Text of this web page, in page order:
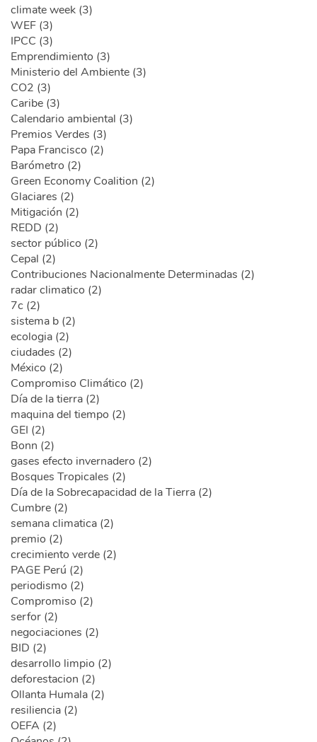
climate week (3)
WEF (3)
IPCC (3)
Emprendimiento (3)
Ministerio del Ambiente (3)
CO2 (3)
Caribe (3)
Calendario ambiental (3)
Premios Verdes (3)
Papa Francisco (2)
Barómetro (2)
Green Economy Coalition (2)
Glaciares (2)
Mitigación (2)
REDD (2)
sector público (2)
Cepal (2)
Contribuciones Nacionalmente Determinadas (2)
radar climatico (2)
7c (2)
sistema b (2)
ecologia (2)
ciudades (2)
México (2)
Compromiso Climático (2)
Día de la tierra (2)
maquina del tiempo (2)
GEI (2)
Bonn (2)
gases efecto invernadero (2)
Bosques Tropicales (2)
Día de la Sobrecapacidad de la Tierra (2)
Cumbre (2)
semana climatica (2)
premio (2)
crecimiento verde (2)
PAGE Perú (2)
periodismo (2)
Compromiso (2)
serfor (2)
negociaciones (2)
BID (2)
desarrollo limpio (2)
deforestacion (2)
Ollanta Humala (2)
resiliencia (2)
OEFA (2)